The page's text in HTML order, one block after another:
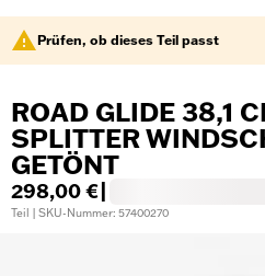
Prüfen, ob dieses Teil passt
ROAD GLIDE 38,1
SPLITTER
GETÖNT
298,00 €
Teil | SKU-Nummer: 57400270